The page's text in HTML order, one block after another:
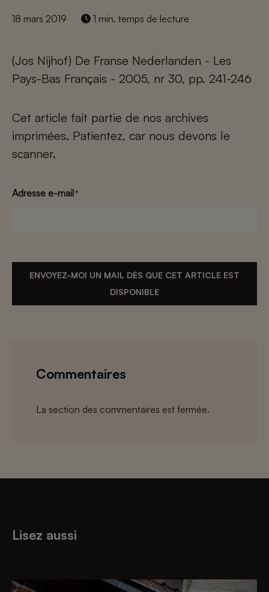
18 mars 2019 1 min. temps de lecture
(Jos Nijhof) De Franse Nederlanden - Les
Pays-Bas Français - 2005, nr 30, pp. 241-246
Cet article fait partie de nos archives
imprimées. Patientez, car nous devons le
scanner.
Adresse e-mail*
ENVOYEZ-MOI UN MAIL DÈS QUE CET ARTICLE EST
DISPONIBLE
Commentaires
La section des commentaires est fermée.
Lisez aussi